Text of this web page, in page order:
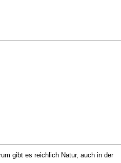
gibt es reichlich Natur, auch in der